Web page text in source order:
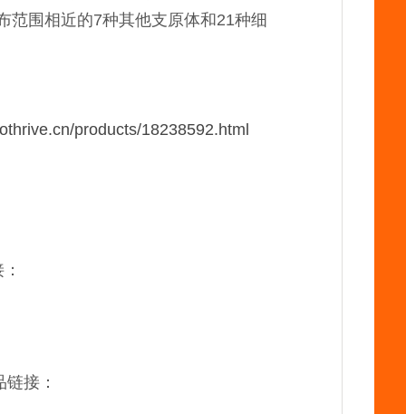
范围相近的7种其他支原体和21种细
products/18238592.html
接：